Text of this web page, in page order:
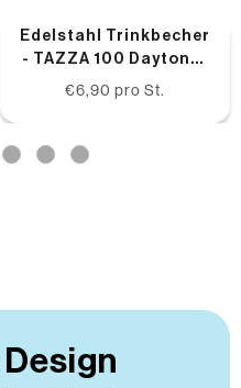
Edelstahl Trinkbecher
- TAZZA 100 Daytona-
Grau
€6,90 pro St.